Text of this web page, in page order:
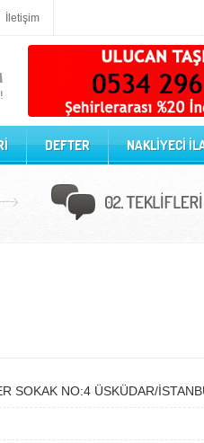
İletişim
DEFTER NAKLİYECİ
SOKAK NO:4 ÜSKÜDAR/